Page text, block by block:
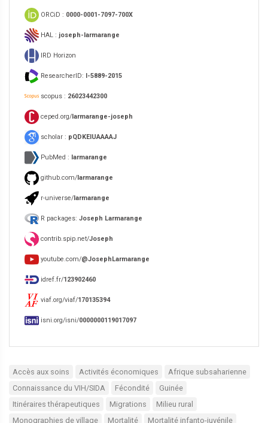
ORCiD : 0000-0001-7097-700X
HAL : joseph-larmarange
IRD Horizon
ResearcherID: I-5889-2015
scopus : 26023442300
ceped.org/larmarange-joseph
scholar : pQDKEIUAAAAJ
PubMed : larmarange
github.com/larmarange
r-universe/larmarange
R packages: Joseph Larmarange
contrib.spip.net/Joseph
youtube.com/@JosephLarmarange
idref.fr/123902460
viaf.org/viaf/170135394
isni.org/isni/0000000119017097
Accès aux soins Activités économiques
Afrique subsaharienne
Connaissance du VIH/SIDA
Fécondité
Guinée
Itinéraires thérapeutiques
Migrations
Milieu rural
Monographies de village
Mortalité Mortalité infanto-juvénile